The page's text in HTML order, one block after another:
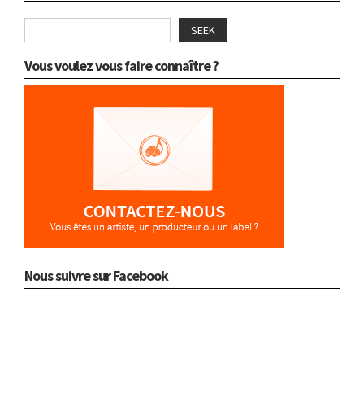
SEEK
Vous voulez vous faire connaître ?
Nous suivre sur Facebook